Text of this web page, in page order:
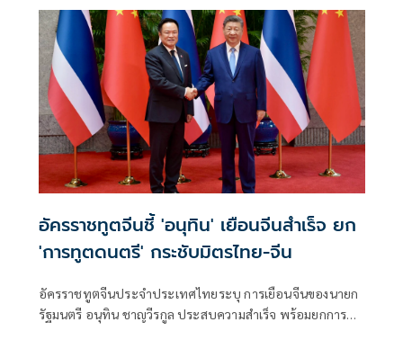
นายกฯ
อัครราชทูตจีนชี้ 'อนุทิน' เยือนจีนสำเร็จ ยก
'การทูตดนตรี' กระชับมิตรไทย-จีน
อัครราชทูตจีนประจำประเทศไทยระบุ การเยือนจีนของนายก
รัฐมนตรี อนุทิน ชาญวีรกูล ประสบความสำเร็จ พร้อมยกการขับ